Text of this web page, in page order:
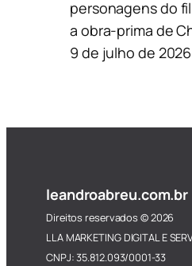
personagens do
a obra-prima de
9 de julho de 2026
leandroabreu.com.br
Direitos reservados © 2026
LLA MARKETING DIGITAL E
CNPJ: 35.812.093/0001-33